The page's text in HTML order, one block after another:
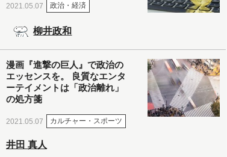
2021.05.07 政治・経済
柳井政和
漫画『進撃の巨人』で政治の
エッセンスを。 良質なエンタ
ーテイメントは「政治離れ」
の処方箋
2021.05.07 カルチャー・スポーツ
井田 真人